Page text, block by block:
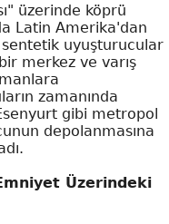
üzerinde köprü
Latin Amerika'dan
uyuşturucular
merkez ve varış
zamanında
gibi metropol
depolanmasına
Üzerindeki